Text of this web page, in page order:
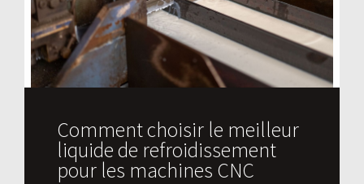
Comment choisir le meilleur
liquide de refroidissement
pour les machines CNC